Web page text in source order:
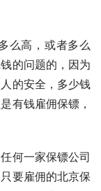
么高，或者多么
的问题的，因为
的安全，多少钱
有钱雇佣保镖，
何一家保镖公司
要雇佣的北京保